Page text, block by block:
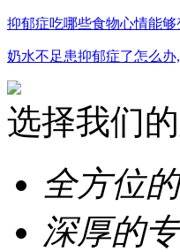
抑郁症吃哪些食物心情能
奶水不足患抑郁症了怎么
选择我们
全方位
深厚的